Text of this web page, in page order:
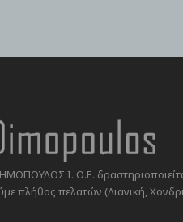
Ι. Ο.Ε.
πλήθος πελατών (Λιανική,